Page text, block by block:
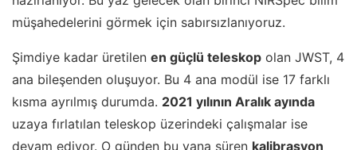
müşahedelerini görmek için sabırsızlanıyoruz.
Şimdiye kadar üretilen en güçlü teleskop olan JWST, 4
ana bileşenden oluşuyor. Bu 4 ana modül ise 17 farklı
kısma ayrılmış durumda. 2021 yılının Aralık ayında
uzaya fırlatılan teleskop üzerindeki çalışmalar ise
devam ediyor. O günden bu yana süren kalibrasyon